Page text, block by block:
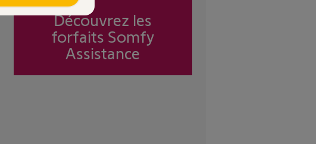
Découvrez les
forfaits Somfy
Assistance